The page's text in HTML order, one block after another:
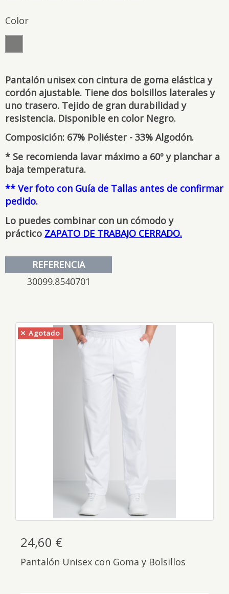
Color
Pantalón unisex con cintura de goma elástica y
cordón ajustable. Tiene dos bolsillos laterales y
uno trasero. Tejido de gran durabilidad y
resistencia. Disponible en color Negro.
Composición: 67% Poliéster - 33% Algodón.
* Se recomienda lavar máximo a 60º y planchar a
baja temperatura.
** Ver foto con Guía de Tallas antes de confirmar
pedido.
Lo puedes combinar con un cómodo y
práctico ZAPATO DE TRABAJO CERRADO.
REFERENCIA
30099.8540701
Agotado
24,60 €
Pantalón Unisex con Goma y Bolsillos